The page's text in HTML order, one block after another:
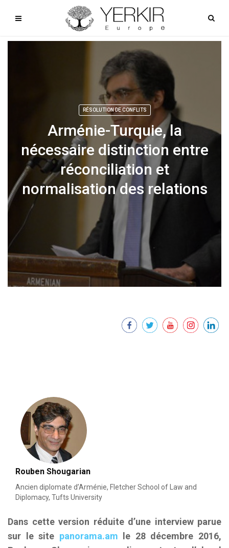
RÉSOLUTION DE CONFLITS
Arménie-Turquie, la
nécessaire distinction entre
réconciliation et
normalisation des relations
Rouben Shougarian
Ancien diplomate d’Arménie, Fletcher School of Law and
Diplomacy, Tufts University
Dans cette version réduite d’une interview parue
sur le site panorama.am le 28 décembre 2016,